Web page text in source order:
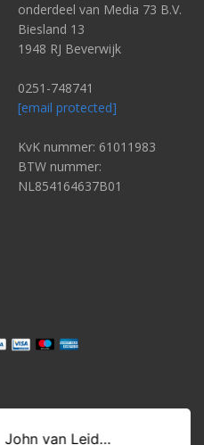
onderdeel van Media 73 B.V.
Biesland 13
1948 RJ Beverwijk
0251-748741
[email protected]
KvK nummer: 61011983
BTW nummer:
NL854164637B01